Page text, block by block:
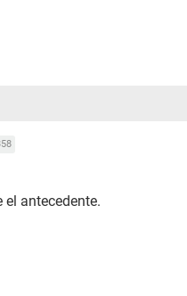
el antecedente.